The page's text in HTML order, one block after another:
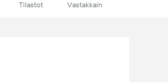
Tilastot Vastakkain